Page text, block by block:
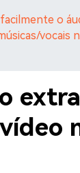
o
vocais